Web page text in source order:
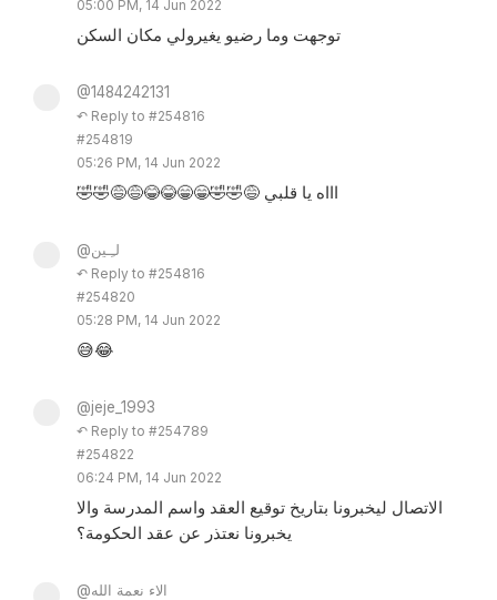
05:00 PM, 14 Jun 2022
توجهت وما رضيو يغيرولي مكان السكن
@1484242131
↶ Reply to #254816
#254819
05:26 PM, 14 Jun 2022
🤣🤣😅😅😂😂😁😁🤣🤣😅 اااه يا قلبي
@لـِـين
↶ Reply to #254816
#254820
05:28 PM, 14 Jun 2022
😅😂
@jeje_1993
↶ Reply to #254789
#254822
06:24 PM, 14 Jun 2022
الاتصال ليخبرونا بتاريخ توقيع العقد واسم المدرسة والا
يخبرونا نعتذر عن عقد الحكومة؟
@الاء نعمة الله